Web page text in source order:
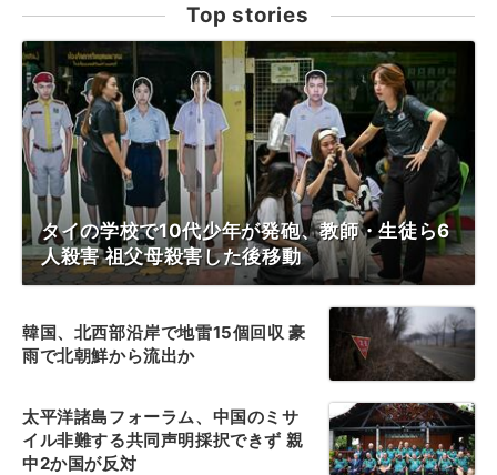
Top stories
タイの学校で10代少年が発砲、教師・生徒ら6
人殺害 祖父母殺害した後移動
韓国、北西部沿岸で地雷15個回収 豪
雨で北朝鮮から流出か
太平洋諸島フォーラム、中国のミサ
イル非難する共同声明採択できず 親
中2か国が反対